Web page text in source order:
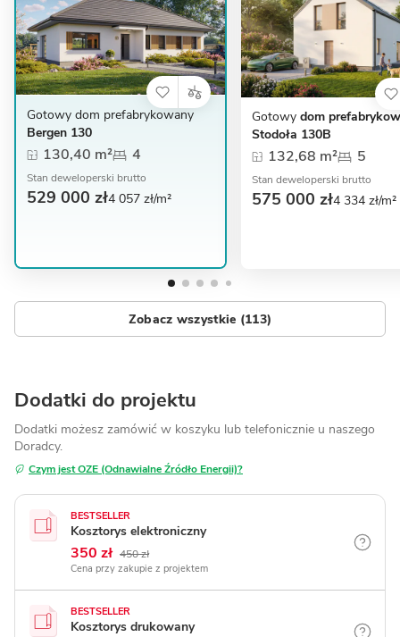
Gotowy dom prefabrykowany
Bergen 130
130,40 m² 4
Stan deweloperski brutto
529 000 zł4 057 zł/m²
Gotowy dom
Stodoła 130B
132,68 m² 5
Stan deweloperski brutto
575 000 zł4 334 zł/m²
Zobacz wszystkie (113)
Dodatki do projektu
Dodatki możesz zamówić w koszyku lub telefonicznie u naszego
Doradcy.
Czym jest OZE (Odnawialne Źródło Energii)?
BESTSELLER
Kosztorys elektroniczny
450 zł
350 zł
Cena przy zakupie z projektem
BESTSELLER
Kosztorys drukowany